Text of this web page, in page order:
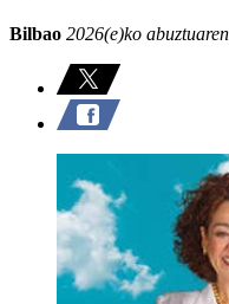
Bilbao 2026(e)ko